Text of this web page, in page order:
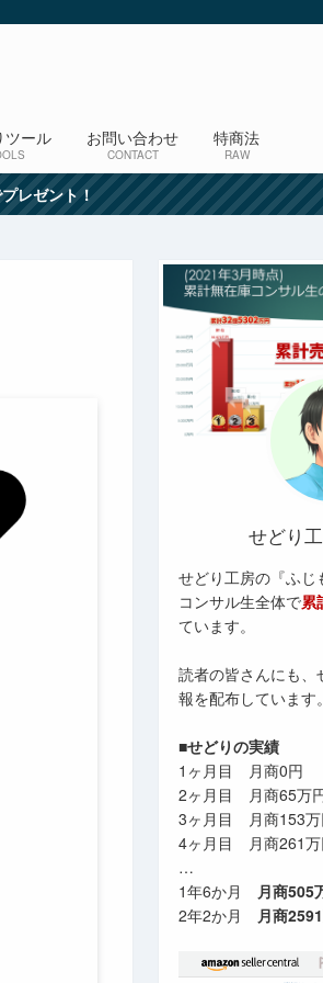
ツール お問い合わせ
CONTACT
特商法
RAW
レゼント！
せどり
せどり工房の『ふじ
コンサル生全体で累
ています。
読者の皆さんにも
報を配布しています。
■せどりの実績
1ヶ月目 月商0円
2ヶ月目 月商65万
3ヶ月目 月商153万
4ヶ月目 月商261万
…
1年6か月 月商505
2年2か月 月商